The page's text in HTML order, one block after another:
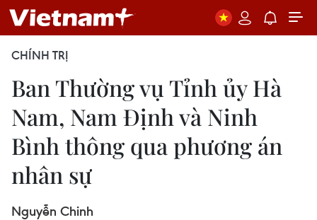
CHÍNH TRỊ
Ban Thường vụ Tỉnh ủy Hà
Nam, Nam Định và Ninh
Bình thông qua phương án
nhân sự
Nguyễn Chinh